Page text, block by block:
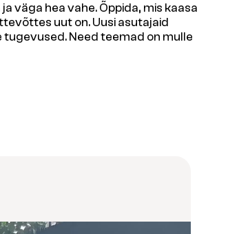
väga hea vahe. Õppida, mis kaasa
uut on. Uusi asutajaid
Need teemad on mulle